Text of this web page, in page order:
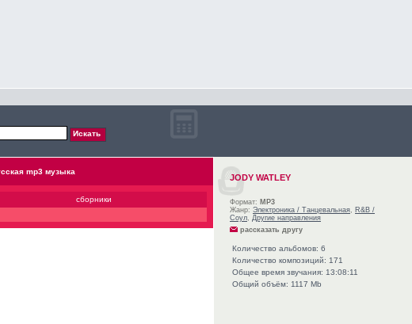
mp3 музыка
сборники
JODY WATLEY
Формат: MP3
Жанр: Электроника / Танцевальная, R&B /
Соул, Другие направления
рассказать другу
Количество альбомов: 6
Количество композиций: 171
Общее время звучания: 13:08:11
Общий объём: 1117 Mb